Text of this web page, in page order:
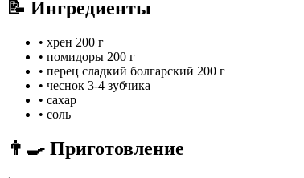
📝 Ингредиенты
• хрен 200 г
• помидоры 200 г
• перец сладкий болгарский 200 г
• чеснок 3-4 зубчика
• сахар
• соль
👨‍🍳 Приготовление